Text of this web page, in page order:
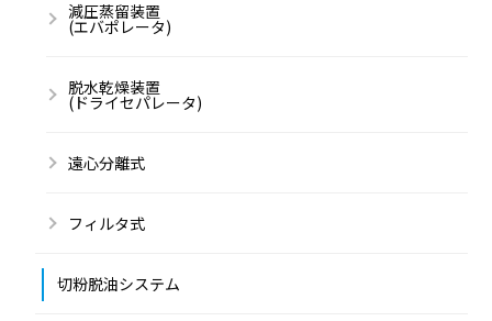
減圧蒸留装置
(エバポレータ)
脱水乾燥装置
(ドライセパレータ)
遠心分離式
フィルタ式
切粉脱油システム